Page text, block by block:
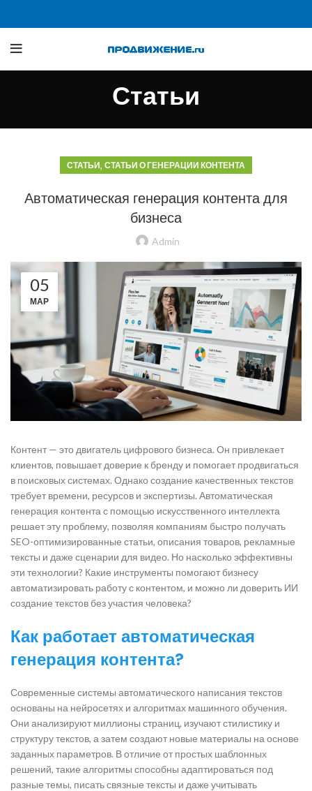
Статьи
СТАТЬИ, СТАТЬИ О ГЕНЕРАЦИИ КОНТЕНТА
Автоматическая генерация контента для
бизнеса
Admin
05
МАР
Контент — это двигатель цифрового бизнеса. Он привлекает
клиентов, повышает доверие к бренду и помогает продвигаться
в поисковых системах. Однако создание качественных текстов
требует времени, ресурсов и экспертизы. Автоматическая
генерация контента с помощью искусственного интеллекта
решает эту проблему, позволяя компаниям быстро получать
SEO-оптимизированные статьи, описания товаров, рекламные
тексты и даже сценарии для видео. Но насколько эффективны
эти технологии? Какие инструменты помогают бизнесу
автоматизировать работу с контентом, и можно ли доверить ИИ
создание текстов без участия человека?
Как работает автоматическая
генерация контента?
Современные системы автоматического написания текстов
основаны на нейросетях и алгоритмах машинного обучения.
Они анализируют миллионы страниц, изучают стилистику и
структуру текстов, а затем создают новые материалы на основе
заданных параметров. В отличие от простых шаблонных
решений, такие алгоритмы способны адаптироваться под
разные темы, писать связные тексты и даже учитывать